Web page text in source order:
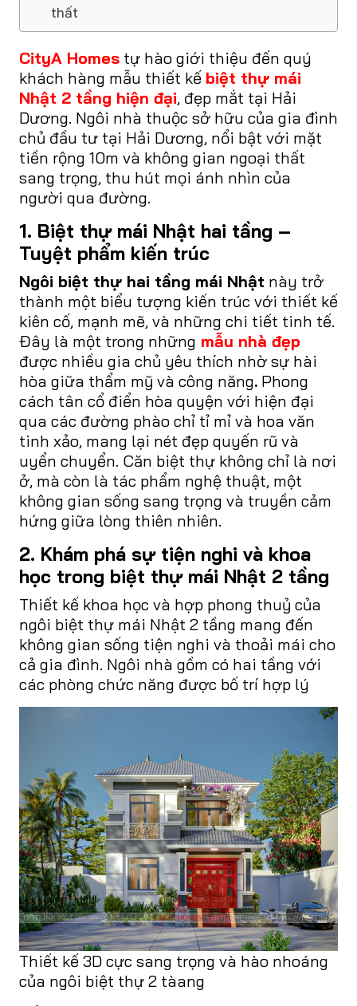
thất
CityA Homes tự hào giới thiệu đến quý
khách hàng mẫu thiết kế biệt thự mái
Nhật 2 tầng hiện đại, đẹp mắt tại Hải
Dương. Ngôi nhà thuộc sở hữu của gia đình
chủ đầu tư tại Hải Dương, nổi bật với mặt
tiền rộng 10m và không gian ngoại thất
sang trọng, thu hút mọi ánh nhìn của
người qua đường.
1. Biệt thự mái Nhật hai tầng –
Tuyệt phẩm kiến trúc
Ngôi biệt thự hai tầng mái Nhật này trở
thành một biểu tượng kiến trúc với thiết kế
kiên cố, mạnh mẽ, và những chi tiết tinh tế.
Đây là một trong những mẫu nhà đẹp
được nhiều gia chủ yêu thích nhờ sự hài
hòa giữa thẩm mỹ và công năng. Phong
cách tân cổ điển hòa quyện với hiện đại
qua các đường phào chỉ tỉ mỉ và hoa văn
tinh xảo, mang lại nét đẹp quyến rũ và
uyển chuyển. Căn biệt thự không chỉ là nơi
ở, mà còn là tác phẩm nghệ thuật, một
không gian sống sang trọng và truyền cảm
hứng giữa lòng thiên nhiên.
2. Khám phá sự tiện nghi và khoa
học trong biệt thự mái Nhật 2 tầng
Thiết kế khoa học và hợp phong thuỷ của
ngôi biệt thự mái Nhật 2 tầng mang đến
không gian sống tiện nghi và thoải mái cho
cả gia đình. Ngôi nhà gồm có hai tầng với
các phòng chức năng được bố trí hợp lý
Thiết kế 3D cực sang trọng và hào nhoáng
của ngôi biệt thự 2 tàang